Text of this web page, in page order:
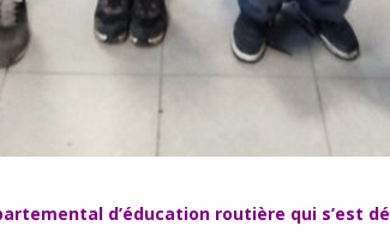
d’éducation routière qui s’est